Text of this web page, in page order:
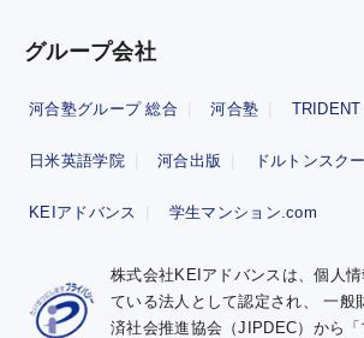
グループ会社
河合塾グループ 総合 河合塾 TRIDENT
日米英語学院 河合出版 ドルトンスク
KEIアドバンス 学生マンション.com
株式会社KEIアドバンスは、個人
ている法人として認定され、一般
済社会推進協会（JIPDEC）から